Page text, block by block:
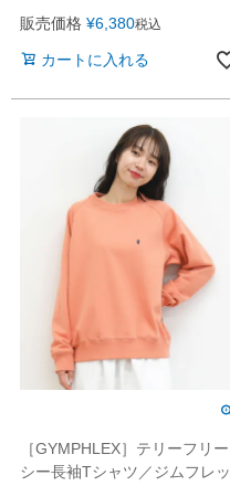
販売価格 ¥6,380税込
カートに入れる
［GYMPHLEX］テリーフリー
シー長袖Tシャツ／ジムフレッ